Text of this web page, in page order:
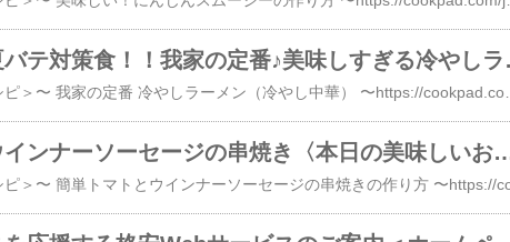
食欲増進！
ミニトマトとウインナーソーセージの串焼き〈本日の